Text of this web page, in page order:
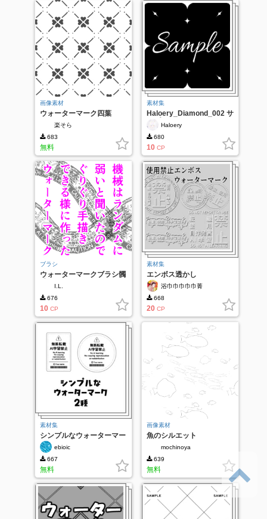
画像素材
ウォーターマーク四葉
楽そら
683
無料
素材集
Haloery_Diamond_002 サ
ンプルウォーターマーク
Haloery
680
10 CP
ブラシ
ウォーターマークブラシ髑
I.L.
676
10 CP
素材集
エンボス透かし
浴巾巾巾巾巾菁
668
20 CP
素材集
シンプルなウォーターマー
ク
ebioic
667
無料
画像素材
魚のシルエット
mochinoya
639
無料